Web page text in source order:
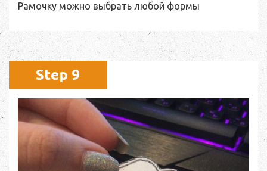
Рамочку можно выбрать любой формы
Step 9